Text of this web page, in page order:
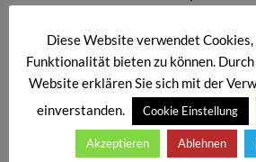
Wolfgang Silver.“ schreibt
Diese Website verwendet
Funktionalität bieten zu können.
Website erklären Sie sich mit der
einverstanden.
Cookie Einstellung
Akzeptieren Ablehnen